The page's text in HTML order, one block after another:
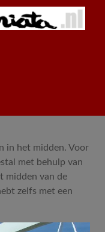
in het midden. Voor
met behulp van
midden van de
zelfs met een